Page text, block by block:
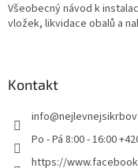
Všeobecný návod k
vložek, likvidace obalů a
Kontakt
info@
Po - Pá 8:00 - 16:00
https://